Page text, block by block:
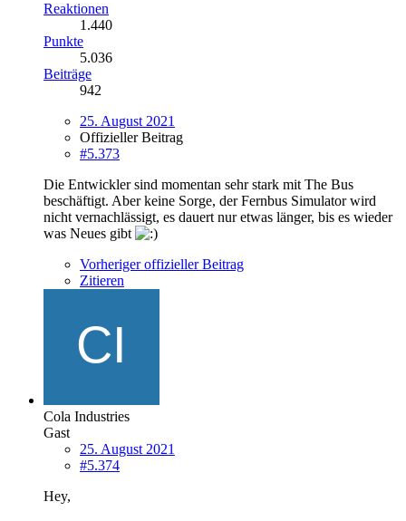
Reaktionen
1.440
Punkte
5.036
Beiträge
942
25. August 2021
Offizieller Beitrag
#5.373
Die Entwickler sind momentan sehr stark mit The Bus
beschäftigt. Aber keine Sorge, der Fernbus Simulator wird
nicht vernachlässigt, es dauert nur etwas länger, bis es wieder
was Neues gibt
Vorheriger offizieller Beitrag
Zitieren
Cola Industries
Gast
25. August 2021
#5.374
Hey,